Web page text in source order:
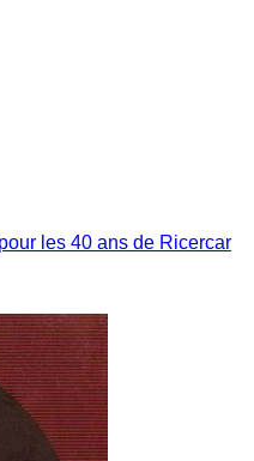
les 40 ans de Ricercar